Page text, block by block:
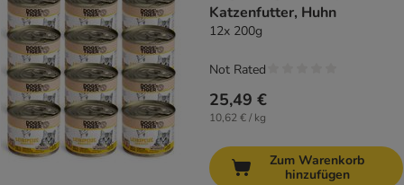
Katzenfutter, Huhn
12x 200g
25,49 €
10,62 € / kg
Not Rated
Zum Warenkorb
hinzufügen